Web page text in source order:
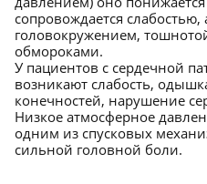
сопровождается
головокружением,
обмороками.
У пациентов с сердечной
возникают слабость,
конечностей, нарушение
Низкое атмосферное
одним из спусковых
сильной головной боли.